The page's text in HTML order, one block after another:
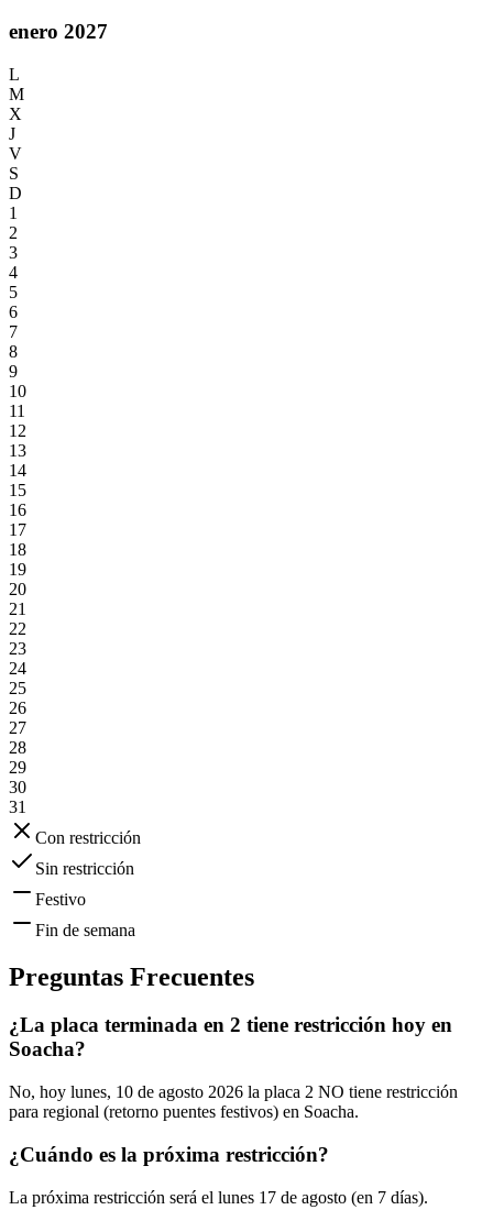
enero 2027
L
M
X
J
V
S
D
1
2
3
4
5
6
7
8
9
10
11
12
13
14
15
16
17
18
19
20
21
22
23
24
25
26
27
28
29
30
31
Con restricción
Sin restricción
Festivo
Fin de semana
Preguntas Frecuentes
¿La placa terminada en 2 tiene restricción hoy en
Soacha?
No, hoy lunes, 10 de agosto 2026 la placa 2 NO tiene restricción
para regional (retorno puentes festivos) en Soacha.
¿Cuándo es la próxima restricción?
La próxima restricción será el lunes 17 de agosto (en 7 días).